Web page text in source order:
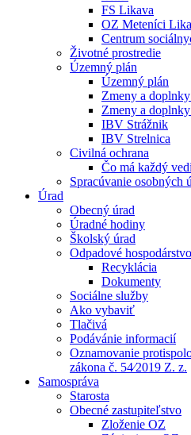
FS Likava
OZ Meteníci
Centrum
Životné prostredie
Územný plán
Územný plán
Zmeny a doplnky
Zmeny a
IBV Strážnik
IBV Strelnica
Civilná ochrana
Čo má každý
Spracúvanie osobných
Úrad
Obecný úrad
Úradné hodiny
Školský úrad
Odpadové hospodárstvo
Recyklácia
Dokumenty
Sociálne služby
Ako vybaviť
Tlačivá
Podávánie informacií
Oznamovanie
zákona č. 54⁄2019 Z. z.
Samospráva
Starosta
Obecné zastupiteľstvo
Zloženie OZ